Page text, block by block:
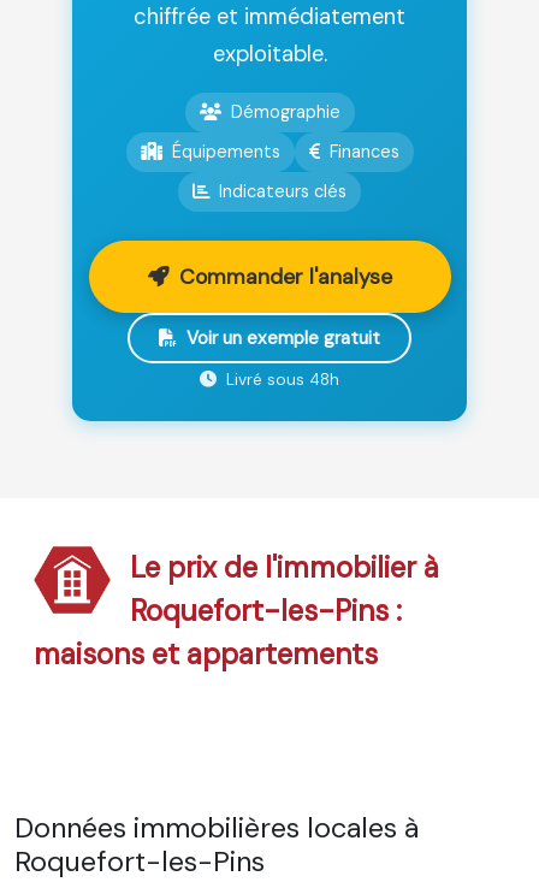
chiffrée et immédiatement
exploitable.
Démographie
Équipements
Finances
Indicateurs clés
Commander l'analyse
Voir un exemple gratuit
Livré sous 48h
Le prix de l'immobilier à
Roquefort-les-Pins :
maisons et appartements
Données immobilières locales à
Roquefort-les-Pins